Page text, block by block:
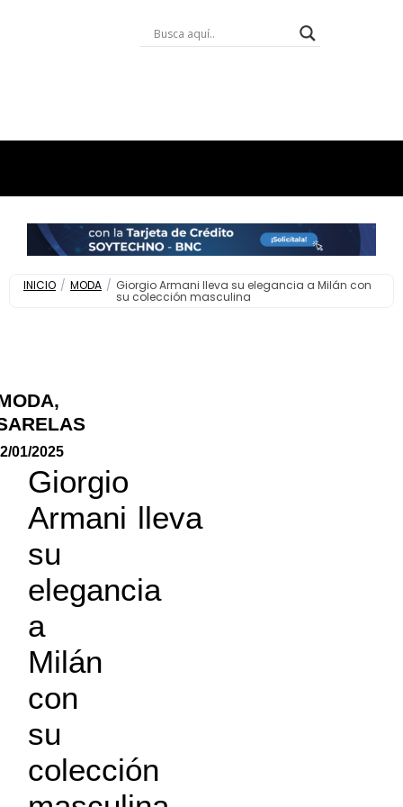
INICIO / MODA / Giorgio Armani lleva su elegancia a Milán con
su colección masculina
,
01/2025
Giorgio
Armani lleva
su
elegancia
a
Milán
con
su
colección